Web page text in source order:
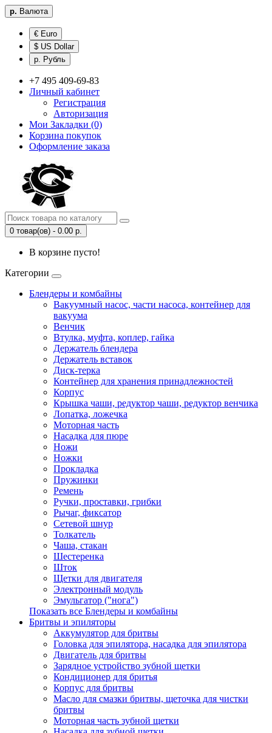
р. Валюта
€ Euro
$ US Dollar
р. Рубль
+7 495 409-69-83
Личный кабинет
Регистрация
Авторизация
Мои Закладки (0)
Корзина покупок
Оформление заказа
0 товар(ов) - 0.00 р.
В корзине пусто!
Категории
Блендеры и комбайны
Вакуумный насос, части насоса, контейнер для
вакуума
Венчик
Втулка, муфта, коплер, гайка
Держатель блендера
Держатель вставок
Диск-терка
Контейнер для хранения принадлежностей
Корпус
Крышка чаши, редуктор чаши, редуктор венчика
Лопатка, ложечка
Моторная часть
Насадка для пюре
Ножи
Ножки
Прокладка
Пружинки
Ремень
Ручки, проставки, грибки
Рычаг, фиксатор
Сетевой шнур
Толкатель
Чаша, стакан
Шестеренка
Шток
Щетки для двигателя
Электронный модуль
Эмульгатор ("нога")
Показать все Блендеры и комбайны
Бритвы и эпиляторы
Аккумулятор для бритвы
Головка для эпилятора, насадка для эпилятора
Двигатель для бритвы
Зарядное устройство зубной щетки
Кондиционер для бритья
Корпус для бритвы
Масло для смазки бритвы, щеточка для чистки
бритвы
Моторная часть зубной щетки